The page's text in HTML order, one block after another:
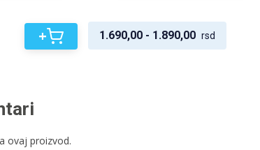
+ 1.690,00 - 1.890,00 rsd
ovaj proizvod.